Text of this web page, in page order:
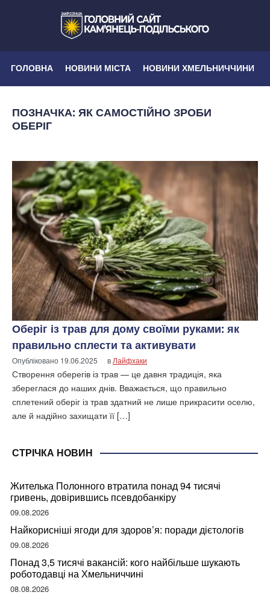
ГОЛОВНА НОВИНИ МІСТА НОВИНИ ХМЕЛЬНИЧЧИНИ
ПОЗНАЧКА: ЯК САМОСТІЙНО ЗРОБИ
ОБЕРІГ
Оберіг із трав для дому своїми руками: як
правильно сплести та активувати
Опубліковано 19.06.2025 в Лайфхаки
Створення оберегів із трав — це давня традиція, яка
збереглася до наших днів. Вважається, що правильно
сплетений оберіг із трав здатний не лише прикрасити оселю,
але й надійно захищати її […]
СТРІЧКА НОВИН
Жителька Полонного втратила понад 94 тисячі
гривень, довірившись псевдобанкіру
09.08.2026
Найкорисніші ягоди для здоров’я: поради дієтологів
09.08.2026
Понад 3,5 тисячі вакансій: кого найбільше шукають
роботодавці на Хмельниччині
08.08.2026